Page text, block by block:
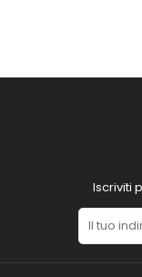
Iscriviti